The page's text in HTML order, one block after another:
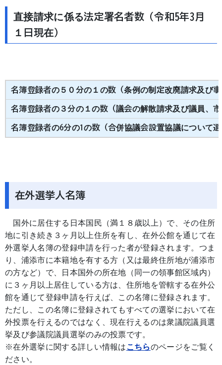
直接請求に係る法定署名者数（令和5年3月
１日現在）
名簿登録者の５０分の１の数（条例の制定改廃請求及び
名簿登録者の３分の１の数（議会の解散請求及び議員、
名簿登録者の6分の1の数（合併協議会設置協議について
在外選挙人名簿
国外に居住する日本国民（満１８歳以上）で、その住所
地に引き続き３ヶ月以上住所を有し、在外公館を通じて在
外選挙人名簿の登録申請を行った者が登録されます。つま
り、浦添市に本籍地を有する方（又は最終住所地が浦添市
の方など）で、日本国外の所在地（同一の領事館区域内）
に３ヶ月以上居住している方は、住所地を管轄する在外公
館を通じて登録申請を行えば、この名簿に登録されます。
ただし、この名簿に登録されてもすべての選挙において在
外投票を行えるのではなく、現在行えるのは衆議院議員選
挙及び参議院議員選挙のみの投票です。
※在外選挙に関する詳しい情報はこちらのページをご覧く
ださい。